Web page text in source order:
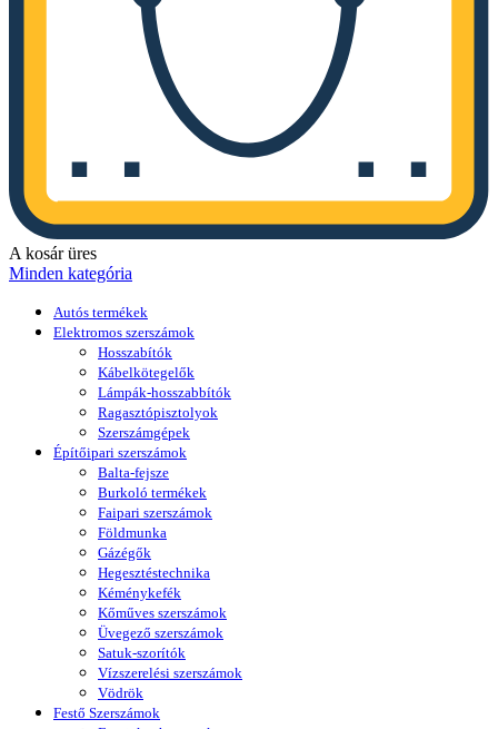
A kosár üres
Minden kategória
Autós termékek
Elektromos szerszámok
Hosszabítók
Kábelkötegelők
Lámpák-hosszabbítók
Ragasztópisztolyok
Szerszámgépek
Építőipari szerszámok
Balta-fejsze
Burkoló termékek
Faipari szerszámok
Földmunka
Gázégők
Hegesztéstechnika
Kéménykefék
Kőműves szerszámok
Üvegező szerszámok
Satuk-szorítók
Vízszerelési szerszámok
Vödrök
Festő Szerszámok